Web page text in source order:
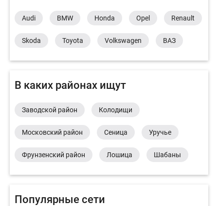
Audi BMW Honda Opel Renault
Skoda Toyota Volkswagen ВАЗ
В каких районах ищут
Заводской район Колодищи
Московский район Сеница Уручье
Фрунзенский район Лошица Шабаны
Популярные сети